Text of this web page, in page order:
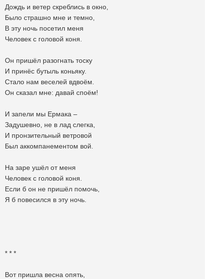
Дождь и ветер скреблись в окно,
Было страшно мне и темно,
В эту ночь посетил меня
Человек с головой коня.
Он пришёл разогнать тоску
И принёс бутыль коньяку.
Стало нам веселей вдвоём.
Он сказал мне: давай споём!
И запели мы Ермака –
Задушевно, не в лад слегка,
И пронзительный ветровой
Был аккомпанементом вой.
На заре ушёл от меня
Человек с головой коня.
Если б он не пришёл помочь,
Я б повесился в эту ночь.
* * *
Вот пришла весна опять,